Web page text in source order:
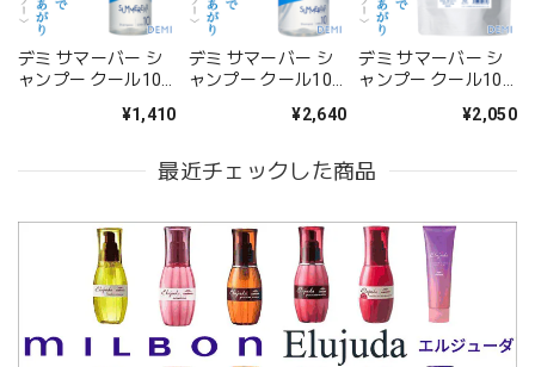
デミ サマーバー シ
ャンプー クール10
¥1,410
デミ サマーバー シ
ャンプー クール10
¥2,640
デミ サマーバー シ
ャンプー クール10
¥2,050
最近チェックした商品